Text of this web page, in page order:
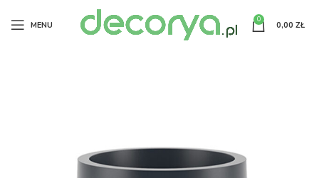
MENU
0
0,00 ZŁ